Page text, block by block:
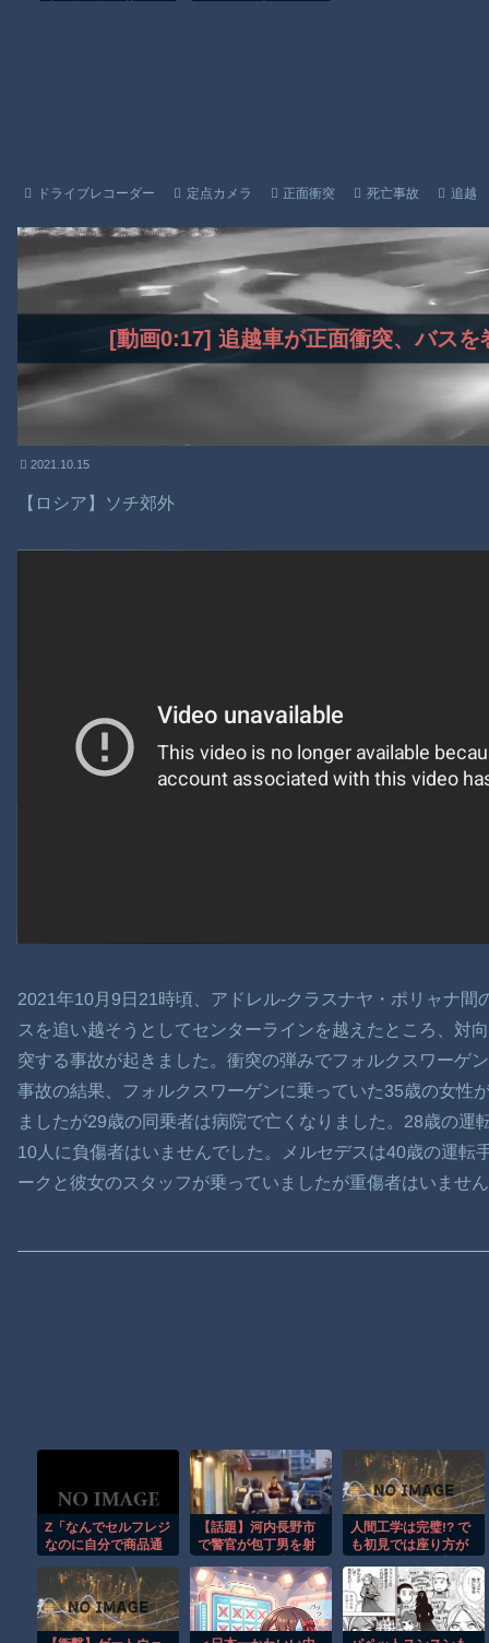
ドライブレコーダー 定点カメラ 正面衝突 死亡事故 追越
[動画0:17] 追越車が正面衝突、バス
2021.10.15
【ロシア】ソチ郊外
2021年10月9日21時頃、アドレル-クラスナヤ・ポリャナ
スを追い越そうとしてセンターラインを越えたところ、対
突する事故が起きました。衝突の弾みでフォルクスワーゲ
事故の結果、フォルクスワーゲンに乗っていた35歳の女性
ましたが29歳の同乗者は病院で亡くなりました。28歳の運
10人に負傷者はいませんでした。メルセデスは40歳の運転
ークと彼女のスタッフが乗っていましたが重傷者はいませ
Z「なんでセルフレジ
なのに自分で商品通
だ」
【話題】河内長野市
で警官が包丁男を射
公開される。
人間工学は完璧!? で
も初見では座り方が
がこちらｗ